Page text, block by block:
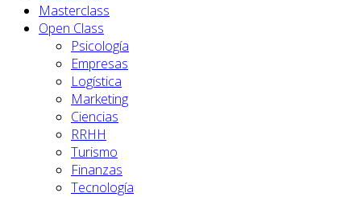
Masterclass
Open Class
Psicología
Empresas
Logística
Marketing
Ciencias
RRHH
Turismo
Finanzas
Tecnología